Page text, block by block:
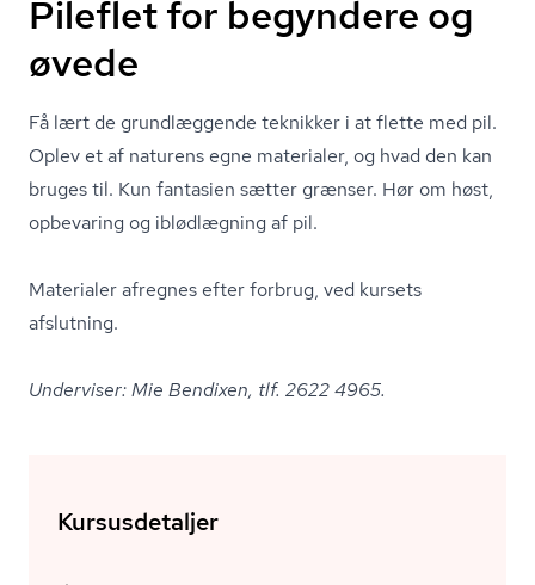
Pileflet for begyndere og
øvede
Få lært de grundlæggende teknikker i at flette med pil.
Oplev et af naturens egne materialer, og hvad den kan
bruges til. Kun fantasien sætter grænser. Hør om høst,
opbevaring og iblødlægning af pil.
Materialer afregnes efter forbrug, ved kursets
afslutning.
Underviser: Mie Bendixen, tlf. 2622 4965.
Kursusdetaljer